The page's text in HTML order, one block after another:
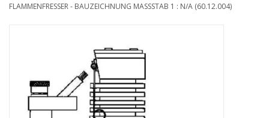
Maschinen
Neue Zeichnungen
FLAMMENFRESSER - BAUZEICHNUNG MASSSTAB 1 : N/A (60.12.004)